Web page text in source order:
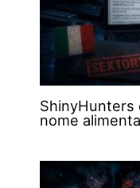
ShinyHunters
nome